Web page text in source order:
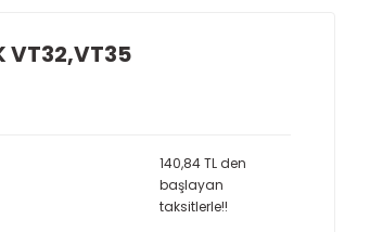
VT32,VT35
140,84 TL den
başlayan
taksitlerle!!